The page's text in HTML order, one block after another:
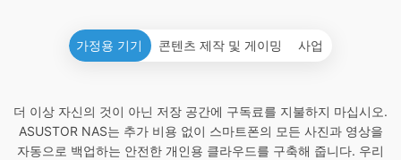
가정용 기기 콘텐츠 제작 및 게이밍 사업
더 이상 자신의 것이 아닌 저장 공간에 구독료를 지불하지 마십시오.
ASUSTOR NAS는 추가 비용 없이 스마트폰의 모든 사진과 영상을
자동으로 백업하는 안전한 개인용 클라우드를 구축해 줍니다. 우리